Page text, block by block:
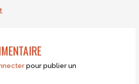
pour publier un